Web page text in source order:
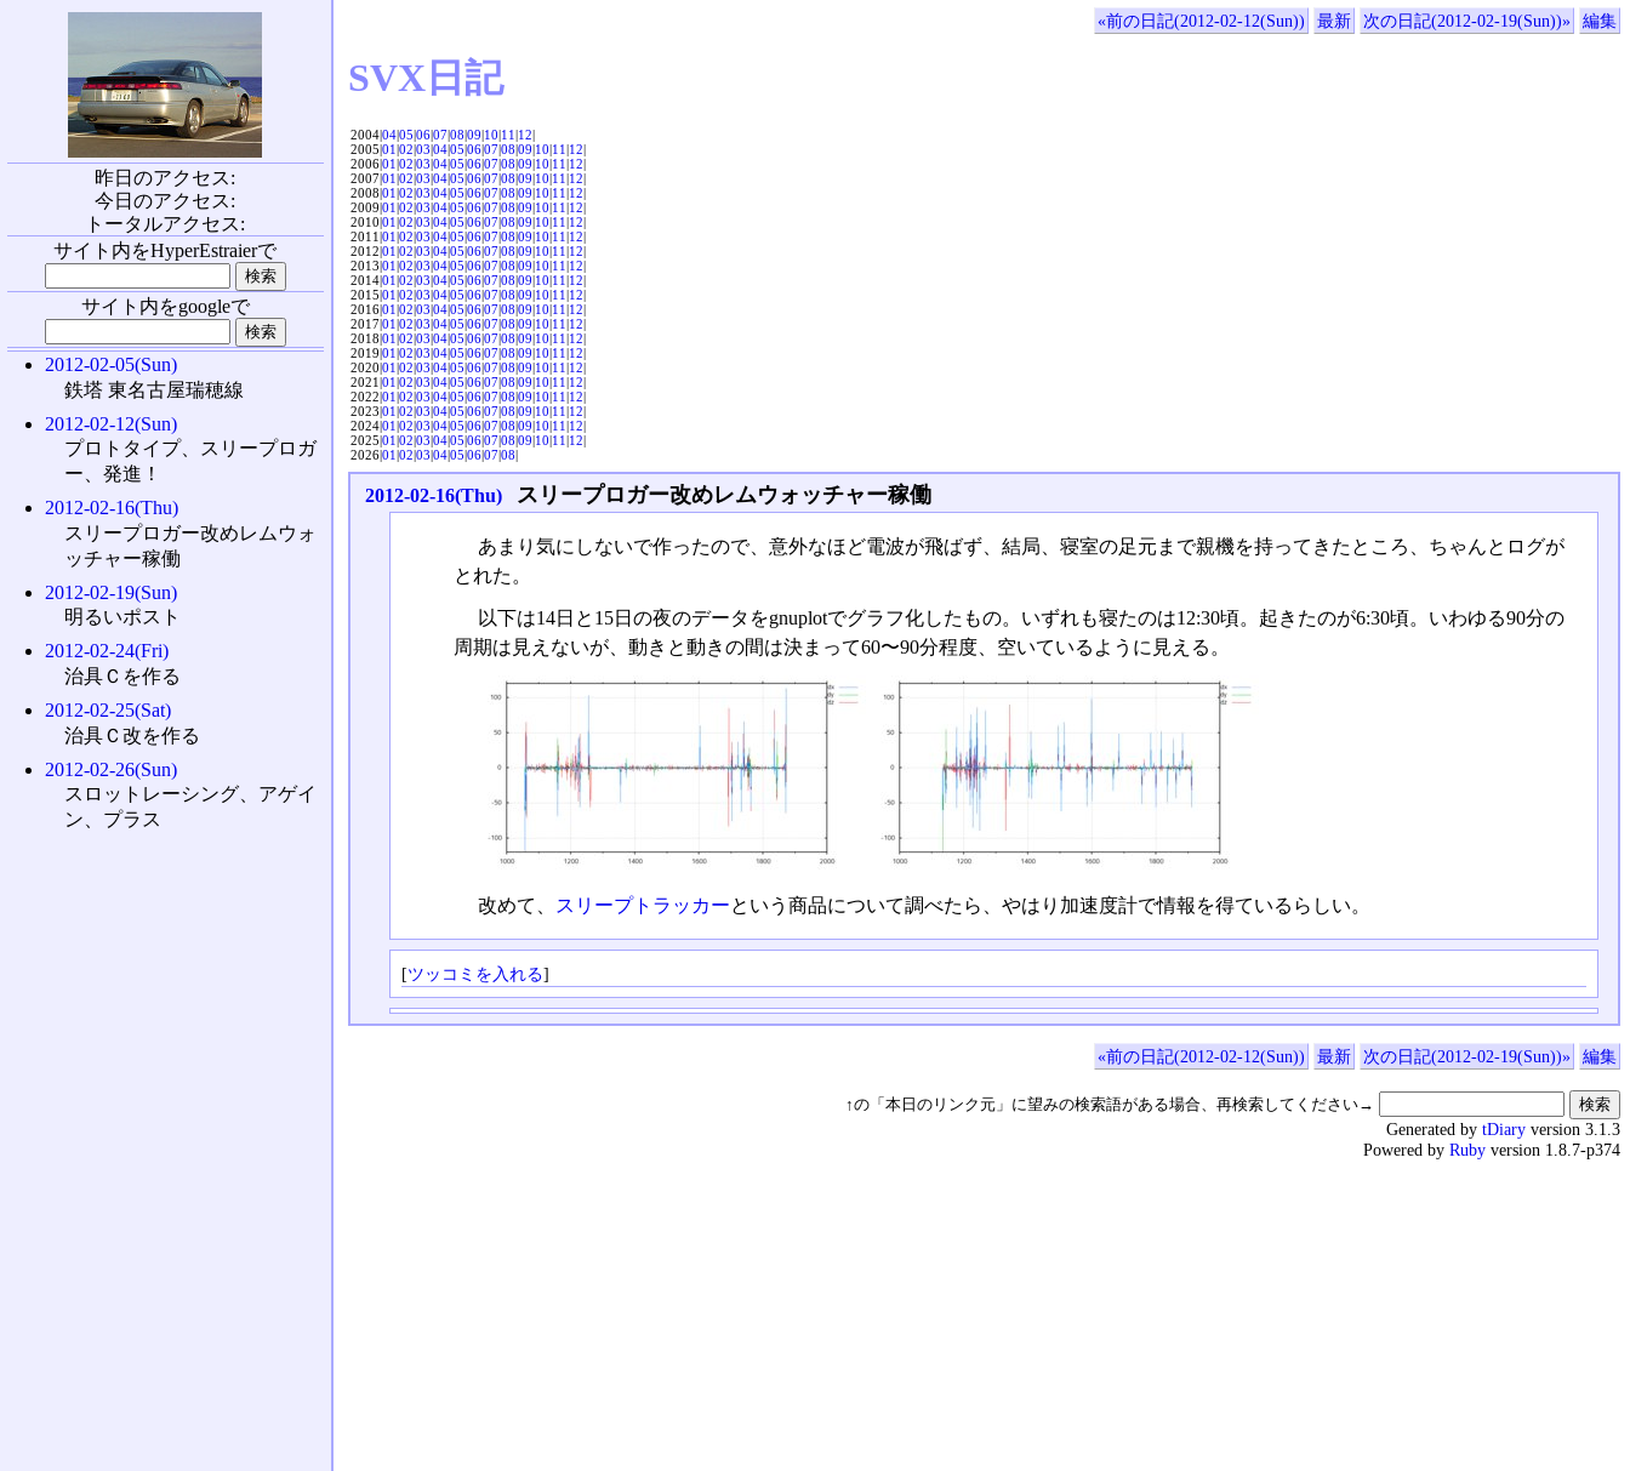
«前の日記(2012-02-12(Sun)) 最新 次の日記(2012-02-19(Sun))» 編集
SVX日記
2004|04|05|06|07|08|09|10|11|12|
2005|01|02|03|04|05|06|07|08|09|10|11|12|
2006|01|02|03|04|05|06|07|08|09|10|11|12|
2007|01|02|03|04|05|06|07|08|09|10|11|12|
2008|01|02|03|04|05|06|07|08|09|10|11|12|
2009|01|02|03|04|05|06|07|08|09|10|11|12|
2010|01|02|03|04|05|06|07|08|09|10|11|12|
2011|01|02|03|04|05|06|07|08|09|10|11|12|
2012|01|02|03|04|05|06|07|08|09|10|11|12|
2013|01|02|03|04|05|06|07|08|09|10|11|12|
2014|01|02|03|04|05|06|07|08|09|10|11|12|
2015|01|02|03|04|05|06|07|08|09|10|11|12|
2016|01|02|03|04|05|06|07|08|09|10|11|12|
2017|01|02|03|04|05|06|07|08|09|10|11|12|
2018|01|02|03|04|05|06|07|08|09|10|11|12|
2019|01|02|03|04|05|06|07|08|09|10|11|12|
2020|01|02|03|04|05|06|07|08|09|10|11|12|
2021|01|02|03|04|05|06|07|08|09|10|11|12|
2022|01|02|03|04|05|06|07|08|09|10|11|12|
2023|01|02|03|04|05|06|07|08|09|10|11|12|
2024|01|02|03|04|05|06|07|08|09|10|11|12|
2025|01|02|03|04|05|06|07|08|09|10|11|12|
2026|01|02|03|04|05|06|07|08|
2012-02-16(Thu) スリープロガー改めレムウォッチャー稼働
あまり気にしないで作ったので、意外なほど電波が飛ばず、結局、寝室の足元まで親機を持ってきたところ、ちゃんとログが
とれた。
以下は14日と15日の夜のデータをgnuplotでグラフ化したもの。いずれも寝たのは12:30頃。起きたのが6:30頃。いわゆる90分の
周期は見えないが、動きと動きの間は決まって60〜90分程度、空いているように見える。
改めて、 スリープトラッカーという商品について調べたら、やはり加速度計で情報を得ているらしい。
[ツッコミを入れる]
«前の日記(2012-02-12(Sun)) 最新 次の日記(2012-02-19(Sun))» 編集
↑の「本日のリンク元」に望みの検索語がある場合、再検索してください→
昨日のアクセス:
今日のアクセス:
トータルアクセス:
サイト内をHyperEstraierで
サイト内をgoogleで
2012-02-05(Sun)
鉄塔 東名古屋瑞穂線
2012-02-12(Sun)
プロトタイプ、スリープロガ
ー、発進！
2012-02-16(Thu)
スリープロガー改めレムウォ
ッチャー稼働
2012-02-19(Sun)
明るいポスト
2012-02-24(Fri)
治具Ｃを作る
2012-02-25(Sat)
治具Ｃ改を作る
2012-02-26(Sun)
スロットレーシング、アゲイ
ン、プラス
Generated by tDiary version 3.1.3
Powered by Ruby version 1.8.7-p374